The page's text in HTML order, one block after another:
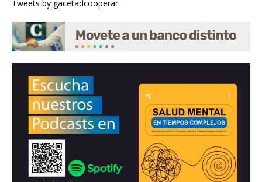
Tweets by gacetadcooperar